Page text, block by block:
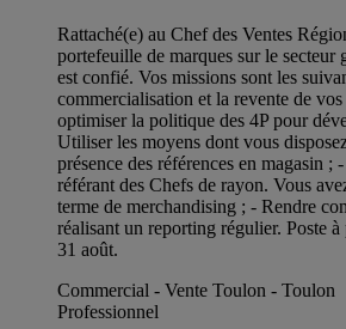
Rattaché(e) au Chef des Ventes
portefeuille de marques sur le secteur
est confié. Vos missions sont les
commercialisation et la revente de
optimiser la politique des 4P pour
Utiliser les moyens dont vous
présence des références en magasin ;
référant des Chefs de rayon. Vous
terme de merchandising ; - Rendre
réalisant un reporting régulier. Poste
31 août.
Commercial - Vente Toulon - Toulon
Professionnel